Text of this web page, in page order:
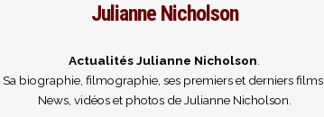
Julianne Nicholson
Actualités Julianne Nicholson
Sa biographie, filmographie, ses premiers et derniers films.
News, vidéos et photos de Julianne Nicholson.